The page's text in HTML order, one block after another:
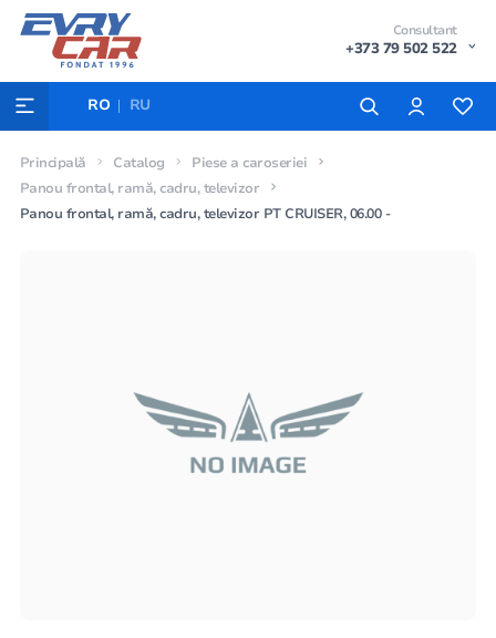
Consultant
+373 79 502 522
RO RU
Principală Catalog
Piese a caroseriei
Panou frontal, ramă, cadru, televizor
Panou frontal, ramă, cadru, televizor PT CRUISER, 06.00 -